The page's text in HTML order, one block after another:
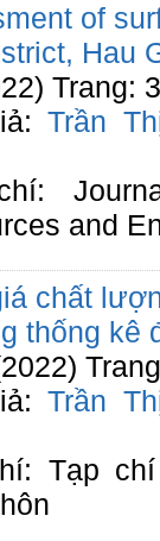
of
Hau
Trang:
Trần
and
chất
thống kê
Trần
Tạp